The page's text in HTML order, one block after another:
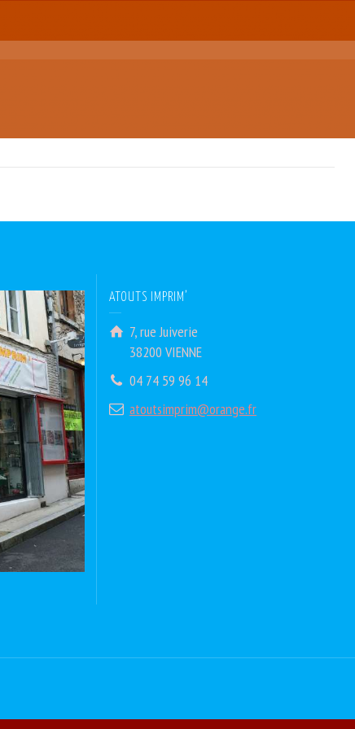
ATOUTS IMPRIM’
7, rue Juiverie
38200 VIENNE
04 74 59 96 14
atoutsimprim@orange.fr